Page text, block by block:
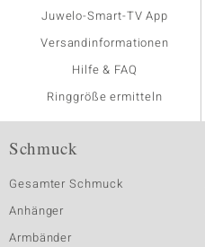
Juwelo-Smart-TV App
Versandinformationen
Hilfe & FAQ
Ringgröße ermitteln
Schmuck
Gesamter Schmuck
Anhänger
Armbänder